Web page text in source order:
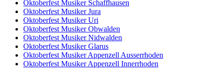
Oktoberfest Musiker Schaffhausen
Oktoberfest Musiker Jura
Oktoberfest Musiker Uri
Oktoberfest Musiker Obwalden
Oktoberfest Musiker Nidwalden
Oktoberfest Musiker Glarus
Oktoberfest Musiker Appenzell Ausserrhoden
Oktoberfest Musiker Appenzell Innerrhoden